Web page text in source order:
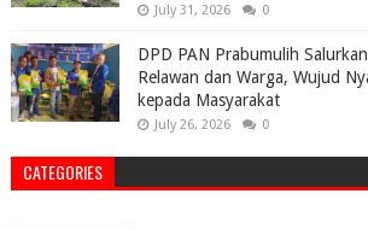
July 31, 2026 0
DPD PAN Prabumulih
Relawan dan Warga, Wujud
kepada Masyarakat
July 26, 2026 0
CATEGORIES